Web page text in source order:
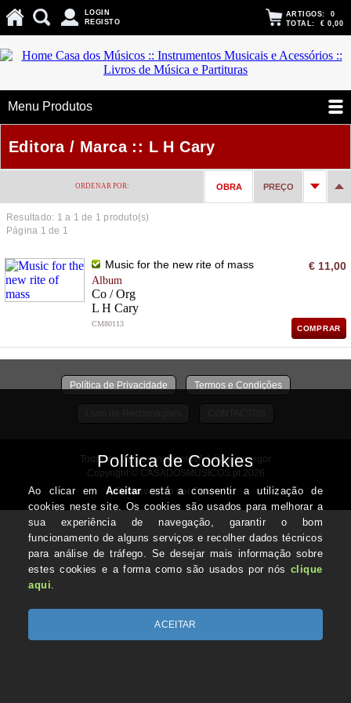
LOGIN
REGISTO
ARTIGOS: 0
TOTAL: € 0,00
Menu Produtos
Editora / Marca :: L H Cary
ORDENAR POR: OBRA PREÇO
Resultado: 1 a 1 de 1 produto(s)
Página 1 de 1
Music for the new rite of mass
Album
Co / Org
L H Cary
CM80113
€ 11,00
COMPRAR
Política de Privacidade Termos e Condições
Todos os valores incluem IVA à taxa em vigor
Copyright © CASADOSMUSICOS.pt 2026
Desenvolvido por Optimeios